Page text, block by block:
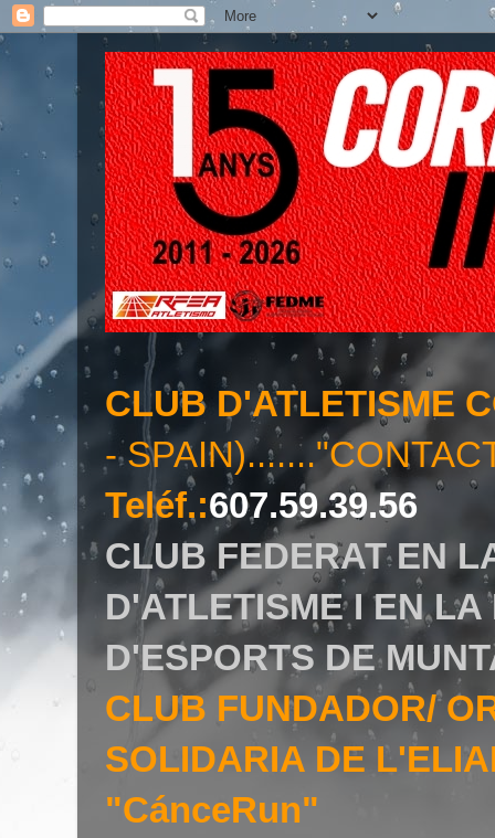
CLUB D'ATLETISME
-
Teléf.:607.59.39.56
CLUB FEDERAT EN
D'ATLETISME I EN
D'ESPORTS DE
CLUB FUNDADOR/
SOLIDARIA DE
"CánceRun"